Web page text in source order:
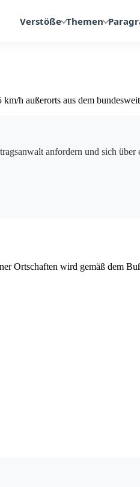
Verstöße Themen
h außerorts aus dem
anfordern und sich
Ortschaften wird gemäß dem